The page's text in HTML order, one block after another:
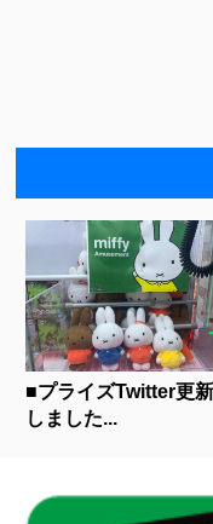
■プライズTwitter更
しました...